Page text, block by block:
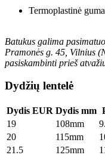
Termoplastinė
Batukus galima
Pramonės g. 45, Vilnius
pasiskambinti prieš
Dydžių lentelė
Dydis EUR Dydis mm
19
108mm
20
115mm
21.5
125mm